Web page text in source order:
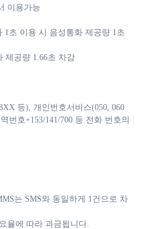
이용가능
1초 이용 시 음성통화 제공량 1초
제공량 1.66초 차감
등), 개인번호서비스(050, 060
번호+153/141/700 등 전화 번호의
는 SMS와 동일하게 1건으로 차
율에 따라 과금됩니다.